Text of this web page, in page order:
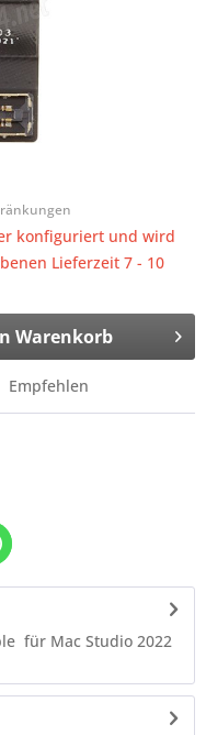
konfiguriert und wird
Lieferzeit 7 - 10
Warenkorb
Empfehlen
für Mac Studio 2022